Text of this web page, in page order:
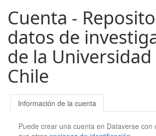
Cuenta -
datos de
de la Universidad
Chile
Información de la cuenta
Puede crear una cuenta en Dataverse con